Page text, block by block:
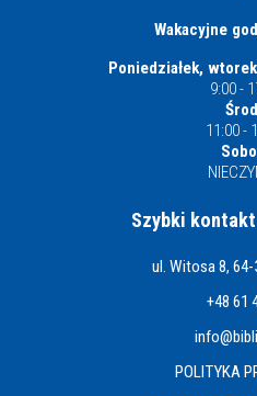
Wakacyjne
Poniedziałek,
9:00 -
11:00 -
Szybki
ul. Witosa 8,
+48 61
POLITYKA